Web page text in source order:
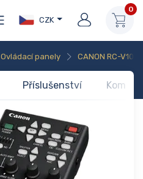
CZK
0
Ovládací panely CANON RC-V100
Příslušenství